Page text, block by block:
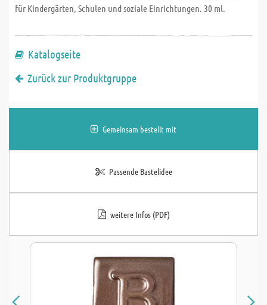
für Kindergärten, Schulen und soziale Einrichtungen. 30 ml.
Katalogseite
Zurück zur Produktgruppe
Gemeinsam bestellt mit
Passende Bastelidee
weitere Infos (PDF)